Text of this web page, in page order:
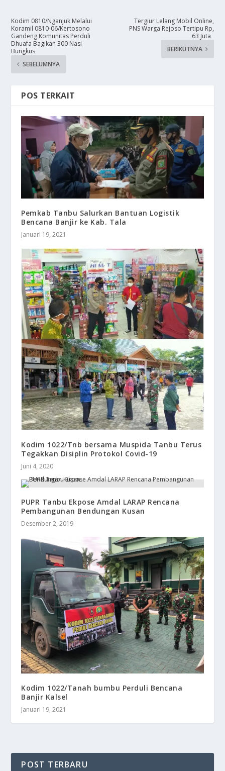
Kodim 0810/Nganjuk Melalui
Koramil 0810-06/Kertosono
Gandeng Komunitas Perduli
Dhuafa Bagikan 300 Nasi
Bungkus
SEBELUMNYA
Tergiur Lelang Mobil Online,
PNS Warga Rejoso Tertipu Rp,
63 Juta
BERIKUTNYA
POS TERKAIT
Pemkab Tanbu Salurkan Bantuan Logistik
Bencana Banjir ke Kab. Tala
Januari 19, 2021
Kodim 1022/Tnb bersama Muspida Tanbu Terus
Tegakkan Disiplin Protokol Covid-19
Juni 4, 2020
PUPR Tanbu Ekpose Amdal LARAP Rencana
Pembangunan Bendungan Kusan
Desember 2, 2019
Kodim 1022/Tanah bumbu Perduli Bencana
Banjir Kalsel
Januari 19, 2021
POST TERBARU